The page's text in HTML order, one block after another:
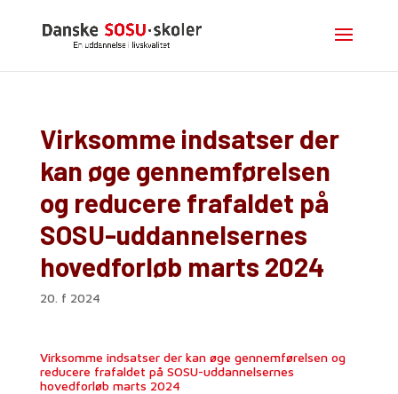
Virksomme indsatser der
kan øge gennemførelsen
og reducere frafaldet på
SOSU-uddannelsernes
hovedforløb marts 2024
20. f 2024
Virksomme indsatser der kan øge gennemførelsen og
reducere frafaldet på SOSU-uddannelsernes
hovedforløb marts 2024